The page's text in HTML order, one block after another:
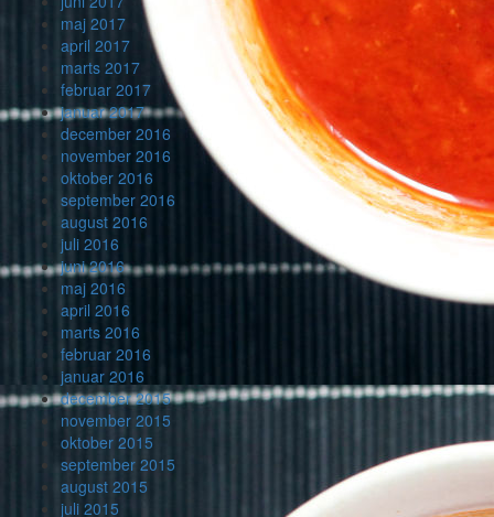
maj 2017
april 2017
marts 2017
februar 2017
januar 2017
december 2016
november 2016
oktober 2016
september 2016
august 2016
juli 2016
juni 2016
maj 2016
april 2016
marts 2016
februar 2016
januar 2016
december 2015
november 2015
oktober 2015
september 2015
august 2015
juli 2015